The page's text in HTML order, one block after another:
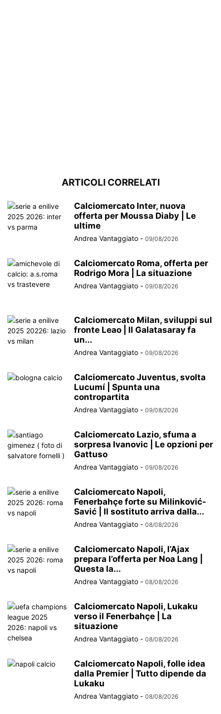
ARTICOLI CORRELATI
Calciomercato Inter, nuova
offerta per Moussa Diaby | Le
ultime
Andrea Vantaggiato - 09/08/2026
Calciomercato Roma, offerta per
Rodrigo Mora | La situazione
Andrea Vantaggiato - 09/08/2026
Calciomercato Milan, sviluppi sul
fronte Leao | Il Galatasaray fa
un...
Andrea Vantaggiato - 09/08/2026
Calciomercato Juventus, svolta
Lucumí | Spunta una
contropartita
Andrea Vantaggiato - 09/08/2026
Calciomercato Lazio, sfuma a
sorpresa Ivanovic | Le opzioni per
Gattuso
Andrea Vantaggiato - 09/08/2026
Calciomercato Napoli,
Fenerbahçe forte su Milinković-
Savić | Il sostituto arriva dalla...
Andrea Vantaggiato - 08/08/2026
Calciomercato Napoli, l’Ajax
prepara l’offerta per Noa Lang |
Questa la...
Andrea Vantaggiato - 08/08/2026
Calciomercato Napoli, Lukaku
verso il Fenerbahçe | La
situazione
Andrea Vantaggiato - 08/08/2026
Calciomercato Napoli, folle idea
dalla Premier | Tutto dipende da
Lukaku
Andrea Vantaggiato - 08/08/2026